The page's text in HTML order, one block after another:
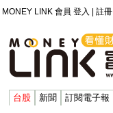
MONEY LINK 會員 登入 註冊
台股 新聞 訂閱電子報